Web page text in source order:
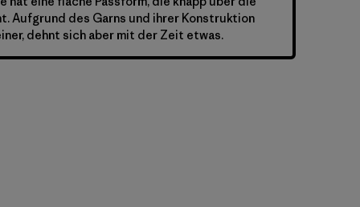
Aufgrund des Garns und ihrer Konstruktion
dehnt sich aber mit der Zeit etwas.